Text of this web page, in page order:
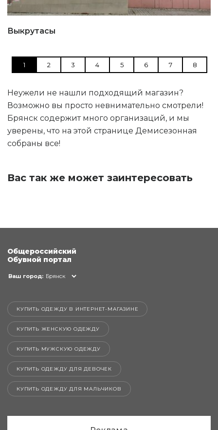
Выкрутасы
1 2 3 4 5 6 7 8
Неужели не нашли подходящий магазин?
Возможно вы просто невнимательно смотрели!
Брянск содержит много организаций, и мы
уверены, что на этой странице Демисезонная
собраны все!
Вас так же может заинтересовать
Общероссийский
Обувной портал
Ваш город: Брянск
КУПИТЬ ОДЕЖДУ В ИНТЕРНЕТ-МАГАЗИНЕ
КУПИТЬ ЖЕНСКУЮ ОДЕЖДУ
КУПИТЬ МУЖСКУЮ ОДЕЖДУ
КУПИТЬ ОДЕЖДУ ДЛЯ ДЕВОЧЕК
КУПИТЬ ОДЕЖДУ ДЛЯ МАЛЬЧИКОВ